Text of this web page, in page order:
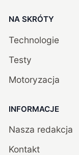
NA SKRÓTY
Technologie
Testy
Motoryzacja
INFORMACJE
Nasza redakcja
Kontakt